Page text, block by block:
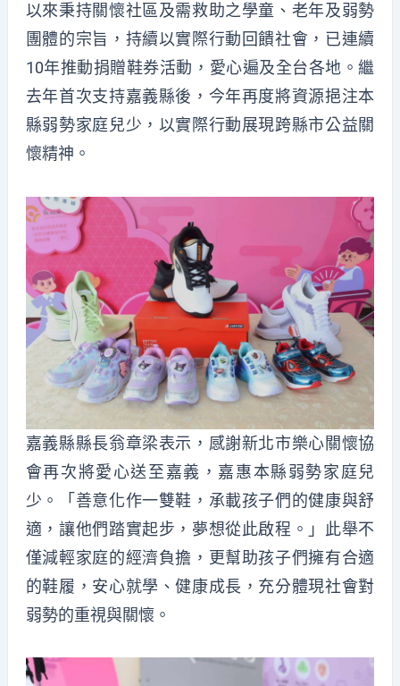
以來秉持關懷社區及需救助之學童、老年及弱勢
團體的宗旨，持續以實際行動回饋社會，已連續
10年推動捐贈鞋券活動，愛心遍及全台各地。繼
去年首次支持嘉義縣後，今年再度將資源挹注本
縣弱勢家庭兒少，以實際行動展現跨縣市公益關
懷精神。
嘉義縣縣長翁章梁表示，感謝新北市樂心關懷協
會再次將愛心送至嘉義，嘉惠本縣弱勢家庭兒
少。「善意化作一雙鞋，承載孩子們的健康與舒
適，讓他們踏實起步，夢想從此啟程。」此舉不
僅減輕家庭的經濟負擔，更幫助孩子們擁有合適
的鞋履，安心就學、健康成長，充分體現社會對
弱勢的重視與關懷。